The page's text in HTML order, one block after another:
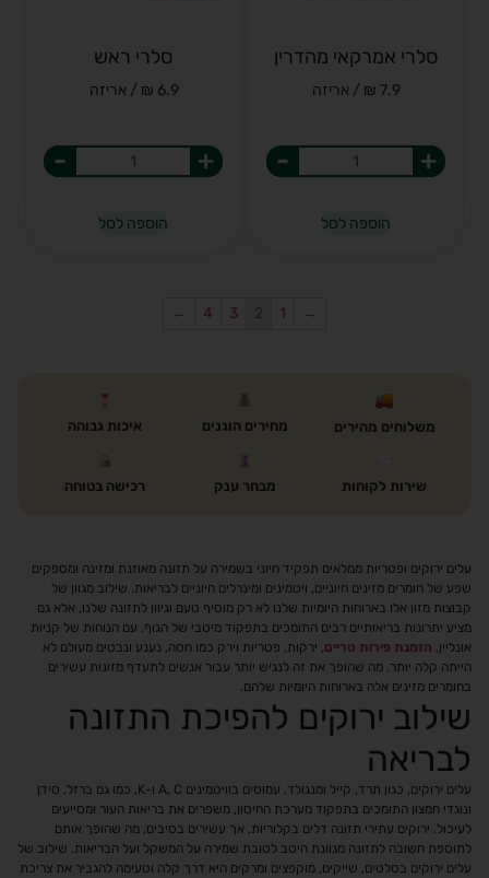
סלרי אמרקאי מהדרין
7.9 ₪ / אריזה
+
-
הוספה לסל
סלרי ראש
6.9 ₪ / אריזה
+
-
הוספה לסל
→
1
2
3
4
←
משלוחים מהירים מחירים הוגנים איכות גבוהה
שירות לקוחות מבחר ענק רכישה בטוחה
עלים ירוקים ופטריות ממלאים תפקיד חיוני בשמירה על תזונה מאוזנת ומזינה ומספקים
שפע של חומרים מזינים חיוניים, ויטמינים ומינרלים חיוניים לבריאות. שילוב מגוון של
קבוצות מזון אלו בארוחות היומיות שלנו לא רק מוסיף טעם וגיוון לתזונה שלנו, אלא גם
מציע יתרונות בריאותיים רבים התומכים בתפקוד מיטבי של הגוף. עם הנוחות של קניות
אונליין, הזמנת פירות טריים, ירקות, פטריות וירק כמו חסה, נענע ונבטים מעולם לא
הייתה קלה יותר, מה שהופך את זה לנגיש יותר עבור אנשים לתעדף מזונות עשירים
בחומרים מזינים אלה בארוחות היומיות שלהם.
שילוב ירוקים להפיכת התזונה
לבריאה
עלים ירוקים, כגון תרד, קייל ומנגולד, עמוסים בוויטמינים A, C ו-K, כמו גם ברזל, סידן
ונוגדי חמצון התומכים בתפקוד מערכת החיסון, משפרים את בריאות העור ומסייעים
לעיכול. ירוקים עתירי תזונה דלים בקלוריות, אך עשירים בסיבים, מה שהופך אותם
לתוספת חשובה לתזונה מגוונת היטב לטובת שמירה על המשקל ועל הבריאות. שילוב של
עלים ירוקים בסלטים, שייקים, מוקפצים ומרקים היא דרך קלה וטעימה להגביר את צריכת